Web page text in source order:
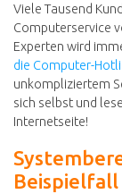
Viele Tausend
Computerservice
Experten wird
die Computer-
unkompliziertem
sich selbst und
Internetseite!
Beispielfall